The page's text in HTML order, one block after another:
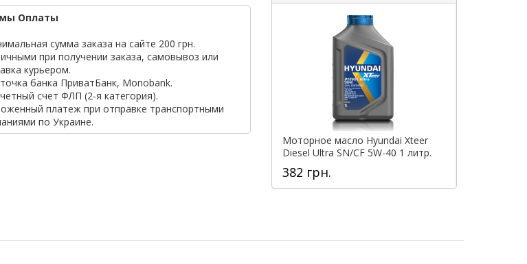
Оплаты
сумма заказа на сайте 200 грн.
при получении заказа, самовывоз или
курьером.
банка ПриватБанк, Monobank.
счет ФЛП (2-я категория).
платеж при отправке транспортными
по Украине.
Моторное масло Hyundai Xteer
Diesel Ultra SN/CF 5W-40 1 литр.
382 грн.